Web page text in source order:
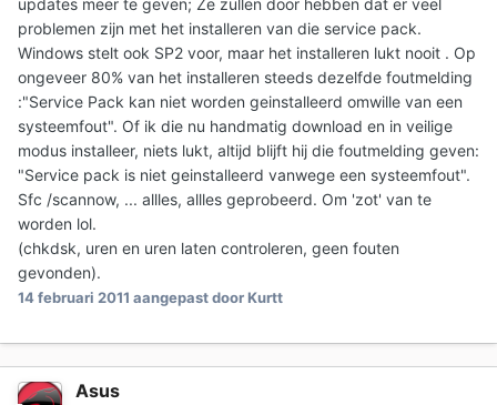
updates meer te geven; Ze zullen door hebben dat er veel
problemen zijn met het installeren van die service pack.
Windows stelt ook SP2 voor, maar het installeren lukt nooit . Op
ongeveer 80% van het installeren steeds dezelfde foutmelding
:"Service Pack kan niet worden geinstalleerd omwille van een
systeemfout". Of ik die nu handmatig download en in veilige
modus installeer, niets lukt, altijd blijft hij die foutmelding geven:
"Service pack is niet geinstalleerd vanwege een systeemfout".
Sfc /scannow, ... allles, allles geprobeerd. Om 'zot' van te
worden lol.
(chkdsk, uren en uren laten controleren, geen fouten
gevonden).
14 februari 2011 aangepast door Kurtt
Asus